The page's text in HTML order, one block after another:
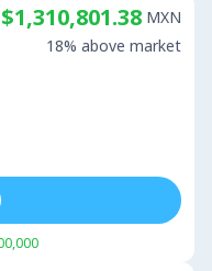
$1,310,801.38 MXN
18% above market